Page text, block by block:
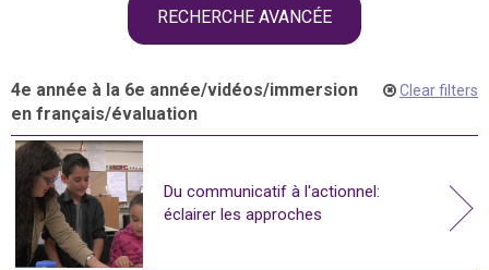
RECHERCHE AVANCÉE
4e année à la 6e année/vidéos/immersion
en français/évaluation
Clear filters
Du communicatif à l'actionnel:
éclairer les approches